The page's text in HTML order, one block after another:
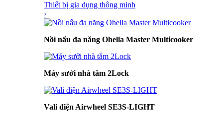
Thiết bị gia dụng thông minh
›
Nồi nấu đa năng Ohella Master Multicooker
Máy sưởi nhà tắm 2Lock
Vali điện Airwheel SE3S-LIGHT